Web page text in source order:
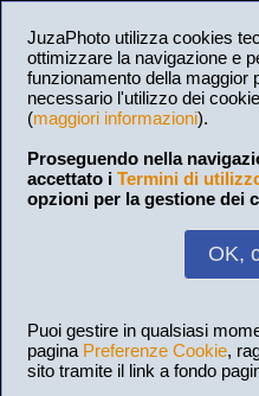
JuzaPhoto utilizza cookies
ottimizzare la navigazione e
funzionamento della maggior
necessario l'utilizzo dei
(maggiori informazioni).
Proseguendo nella
accettato i Termini di
opzioni per la gestione dei
OK,
Puoi gestire in qualsiasi
pagina Preferenze Cookie,
sito tramite il link a fondo